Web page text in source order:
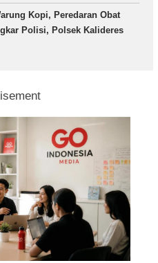
Kopi, Peredaran Obat
Polisi, Polsek Kalideres